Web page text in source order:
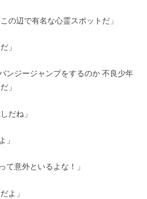
の辺で有名な心霊スポットだ」
」
ンジージャンプをするのか 不良少年
」
だね」
」
て意外といるよな！」
よ」